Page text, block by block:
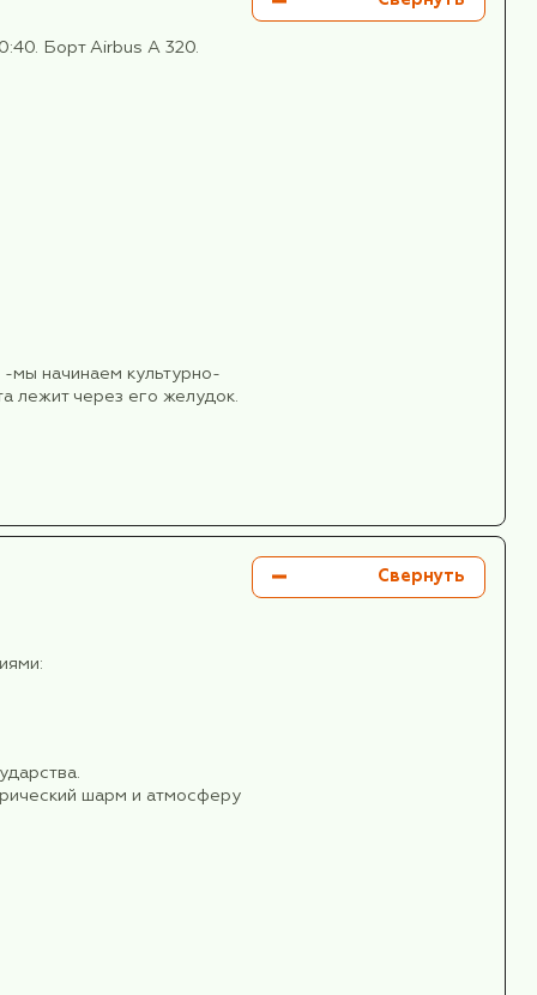
2400 €
Саввы.
аутентичной кухней -мы начинаем
путь к сердцу туриста лежит через его